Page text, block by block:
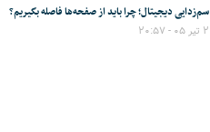
سم‌زدایی دیجیتال؛ چرا باید از صفحه‌ها فاصله بگیریم؟
۲ تیر ۰۵ - ۲۰:۵۷